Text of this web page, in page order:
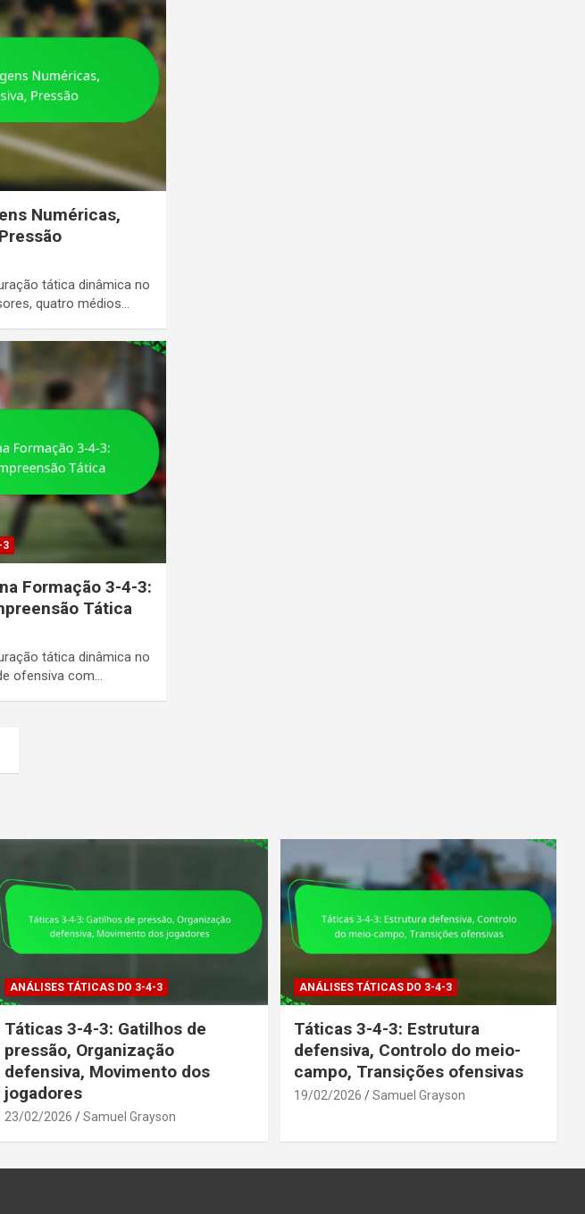
Numéricas,
tática dinâmica no
quatro médios…
3
Formação 3-4-3:
Tática
tática dinâmica no
ofensiva com…
ANÁLISES TÁTICAS DO 3-4-3
Táticas 3-4-3: Gatilhos de
pressão, Organização
defensiva, Movimento dos
jogadores
23/02/2026 Samuel Grayson
ANÁLISES TÁTICAS DO 3-4-3
Táticas 3-4-3: Estrutura
defensiva, Controlo do meio-
campo, Transições ofensivas
19/02/2026 Samuel Grayson